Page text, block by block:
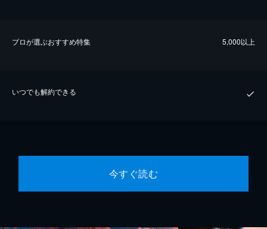
プロが選ぶおすすめ特集 5,000以上
いつでも解約できる
今すぐ読む